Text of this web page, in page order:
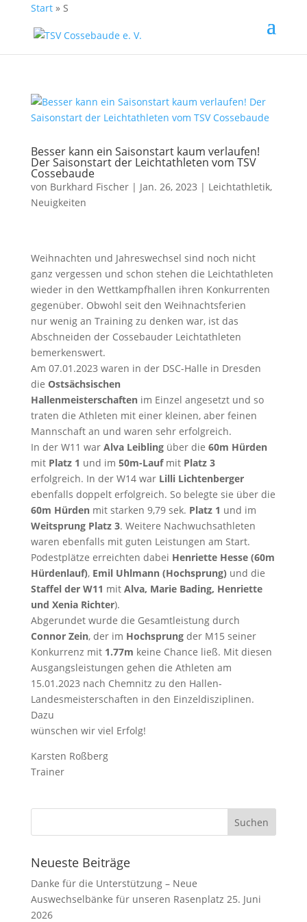
Start» S
Besser kann ein Saisonstart kaum verlaufen!
Der Saisonstart der Leichtathleten vom TSV
Cossebaude
von Burkhard Fischer| Jan. 26, 2023 | Leichtathletik,
Neuigkeiten
Weihnachten und Jahreswechsel sind noch nicht
ganz vergessen und schon stehen die Leichtathleten
wieder in den Wettkampfhallen ihren Konkurrenten
gegenüber. Obwohl seit den Weihnachtsferien
nur wenig an Training zu denken war, ist das
Abschneiden der Cossebauder Leichtathleten
bemerkenswert.
Am 07.01.2023 waren in der DSC-Halle in Dresden
die Ostsächsischen
Hallenmeisterschaftenim Einzel angesetzt und so
traten die Athleten mit einer kleinen, aber feinen
Mannschaft an und waren sehr erfolgreich.
In der W11 war Alva Leiblingüber die 60m Hürden
mit Platz 1 und im 50m-Laufmit Platz 3
erfolgreich. In der W14 war Lilli Lichtenberger
ebenfalls doppelt erfolgreich. So belegte sie über die
60m Hürdenmit starken 9,79 sek. Platz 1 und im
Weitsprung Platz 3. Weitere Nachwuchsathleten
waren ebenfalls mit guten Leistungen am Start.
Podestplätze erreichten dabei Henriette Hesse (60m
Hürdenlauf), Emil Uhlmann (Hochsprung) und die
Staffel der W11 mit Alva, Marie Bading, Henriette
und Xenia Richter).
Abgerundet wurde die Gesamtleistung durch
Connor Zein, der im Hochsprungder M15 seiner
Konkurrenz mit 1.77m keine Chance ließ. Mit diesen
Ausgangsleistungen gehen die Athleten am
15.01.2023 nach Chemnitz zu den Hallen-
Landesmeisterschaften in den Einzeldisziplinen.
Dazu
wünschen wir viel Erfolg!
Karsten Roßberg
Trainer
Neueste Beiträge
Danke für die Unterstützung – Neue
Auswechselbänke für unseren Rasenplatz 25. Juni
2026